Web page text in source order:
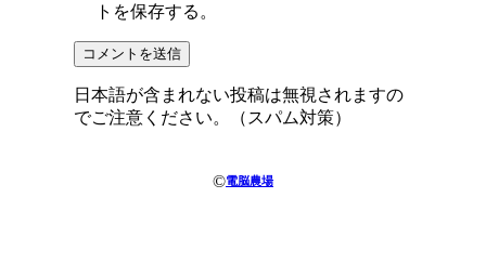
トを保存する。
日本語が含まれない投稿は無視されますの
でご注意ください。（スパム対策）
©電脳農場